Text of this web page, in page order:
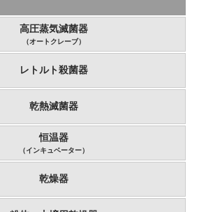
高圧蒸気滅菌器
（オートクレーブ）
レトルト殺菌器
乾熱滅菌器
恒温器
（インキュベーター）
乾燥器